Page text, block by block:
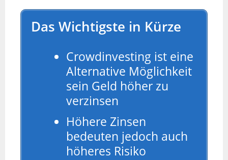
Das Wichtigste in Kürze
Crowdinvesting ist eine
Alternative Möglichkeit
sein Geld höher zu
verzinsen
Höhere Zinsen
bedeuten jedoch auch
höheres Risiko